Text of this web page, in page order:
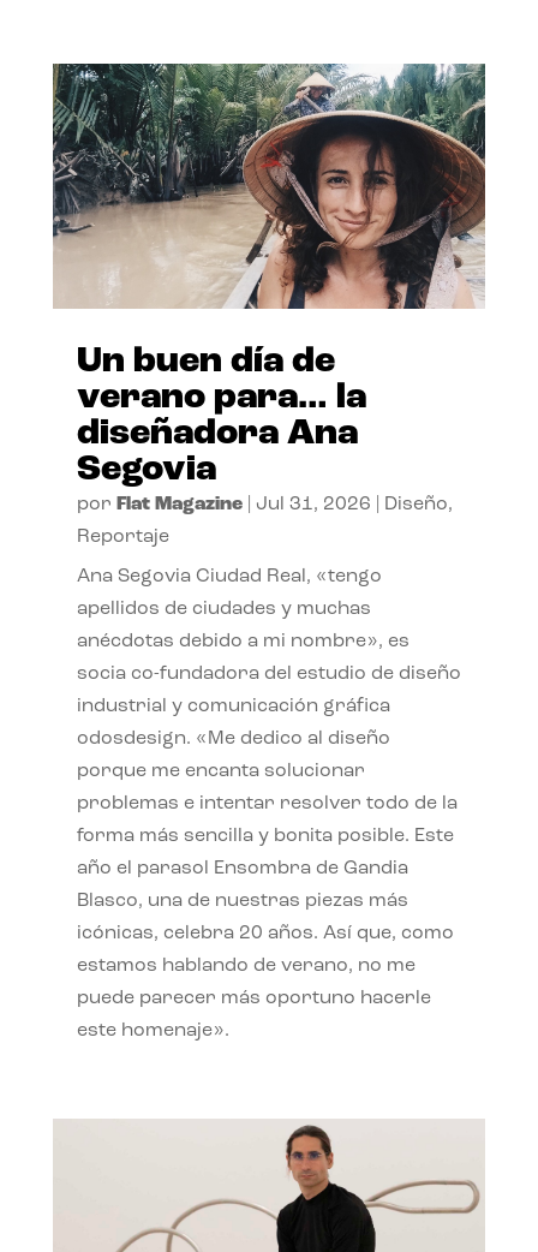
Un buen día de
verano para… la
diseñadora Ana
Segovia
por Flat Magazine| Jul 31, 2026 Diseño,
Reportaje
Ana Segovia Ciudad Real, «tengo
apellidos de ciudades y muchas
anécdotas debido a mi nombre», es
socia co-fundadora del estudio de diseño
industrial y comunicación gráfica
odosdesign. «Me dedico al diseño
porque me encanta solucionar
problemas e intentar resolver todo de la
forma más sencilla y bonita posible. Este
año el parasol Ensombra de Gandia
Blasco, una de nuestras piezas más
icónicas, celebra 20 años. Así que, como
estamos hablando de verano, no me
puede parecer más oportuno hacerle
este homenaje».